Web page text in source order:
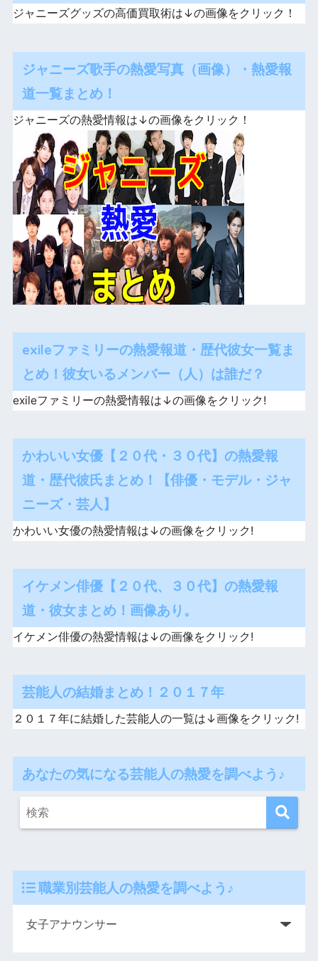
ジャニーズグッズの高価買取術は↓の画像をクリック！
ジャニーズ歌手の熱愛写真（画像）・熱愛報
道一覧まとめ！
ジャニーズの熱愛情報は↓の画像をクリック！
exileファミリーの熱愛報道・歴代彼女一覧ま
とめ！彼女いるメンバー（人）は誰だ？
exileファミリーの熱愛情報は↓の画像をクリック!
かわいい女優【２０代・３０代】の熱愛報
ニーズ・芸人】
イケメン俳優【２０代、３０代】の熱愛報